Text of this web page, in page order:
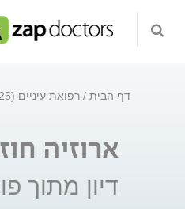
דף הבית רפואת עיניים (1925)
ארוזיה
דיון מתוך